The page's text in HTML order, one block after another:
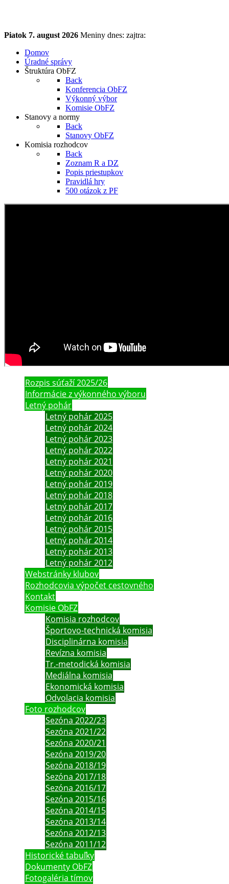
Piatok 7. august 2026 Meniny dnes: zajtra:
Domov
Úradné správy
Štruktúra ObFZ
Back
Konferencia ObFZ
Výkonný výbor
Komisie ObFZ
Stanovy a normy
Back
Stanovy ObFZ
Komisia rozhodcov
Back
Zoznam R a DZ
Popis priestupkov
Pravidlá hry
500 otázok z PF
Rozpis súťaží 2025/26
Informácie z výkonného výboru
Letný pohár
Letný pohár 2025
Letný pohár 2024
Letný pohár 2023
Letný pohár 2022
Letný pohár 2021
Letný pohár 2020
Letný pohár 2019
Letný pohár 2018
Letný pohár 2017
Letný pohár 2016
Letný pohár 2015
Letný pohár 2014
Letný pohár 2013
Letný pohár 2012
Webstránky klubov
Rozhodcovia výpočet cestovného
Kontakt
Komisie ObFZ
Komisia rozhodcov
Športovo-technická komisia
Disciplinárna komisia
Revízna komisia
Tr.-metodická komisia
Mediálna komisia
Ekonomická komisia
Odvolacia komisia
Foto rozhodcov
Sezóna 2022/23
Sezóna 2021/22
Sezóna 2020/21
Sezóna 2019/20
Sezóna 2018/19
Sezóna 2017/18
Sezóna 2016/17
Sezóna 2015/16
Sezóna 2014/15
Sezóna 2013/14
Sezóna 2012/13
Sezóna 2011/12
Historické tabuľky
Dokumenty ObFZ
Fotogaléria tímov